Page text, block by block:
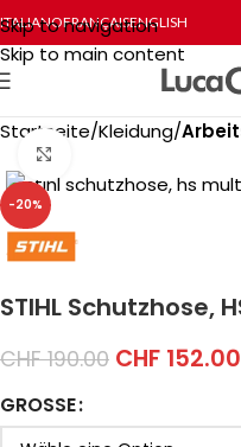
Skip to navigation
Skip to main content
ITALIANOFRANÇAISENGLISH
Startseite Kleidung
-20%
STIHL Schutzhose,
CHF190.00 CHF 152.00
GROSSE